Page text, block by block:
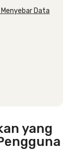
Data
yang